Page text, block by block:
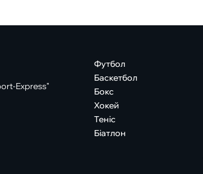
Express"
Футбол
Баскетбол
Бокс
Хокей
Теніс
Біатлон